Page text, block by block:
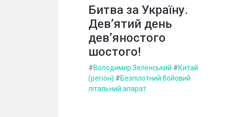
Битва за Україну.
Дев’ятий день
дев’яностого
шостого!
#Володимир Зеленський #Китай
(регіон) #Безпілотний бойовий
літальний апарат